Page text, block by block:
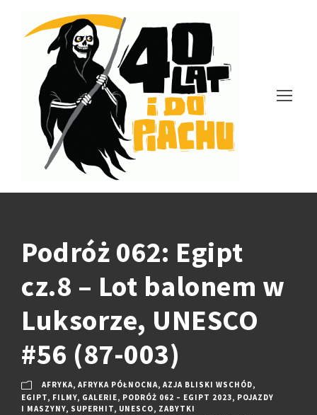
Podróż 062: Egipt
cz.8 – Lot balonem w
Luksorze, UNESCO
#56 (87-003)
AFRYKA, AFRYKA PÓŁNOCNA, AZJA BLISKI WSCHÓD,
EGIPT, FILMY, GALERIE, PODRÓŻ 062 – EGIPT 2023, POJAZDY
I MASZYNY, SUPERHIT, UNESCO, ZABYTKI